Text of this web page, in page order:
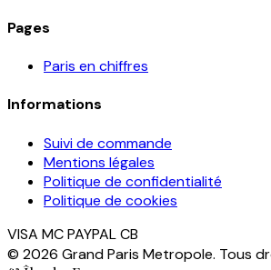
Pages
Paris en chiffres
Informations
Suivi de commande
Mentions légales
Politique de confidentialité
Politique de cookies
VISA MCPAYPALCB
© 2026 Grand Paris Metropole. Tous